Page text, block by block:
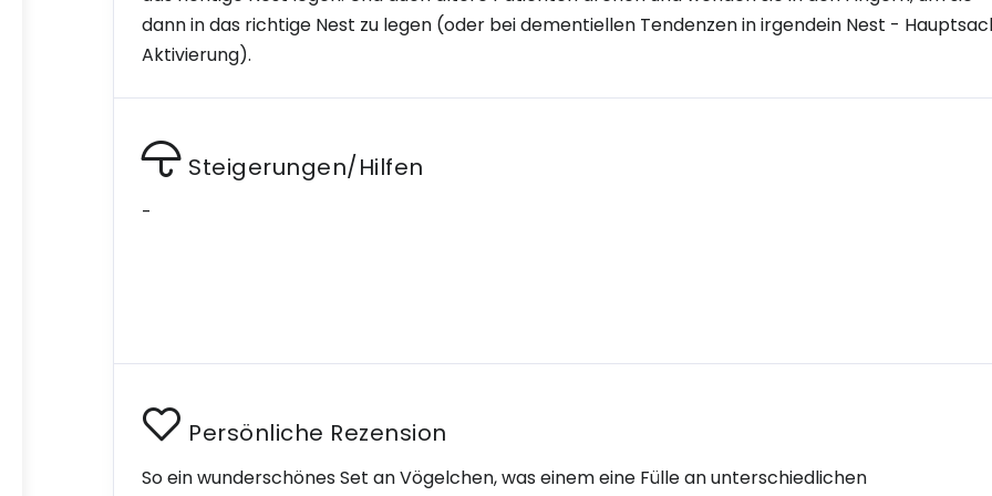
dann in das richtige Nest zu legen (oder bei dementiellen Tendenzen in irgendein Nest -
Aktivierung).
Steigerungen/Hilfen
-
Persönliche Rezension
So ein wunderschönes Set an Vögelchen, was einem eine Fülle an unterschiedlichen